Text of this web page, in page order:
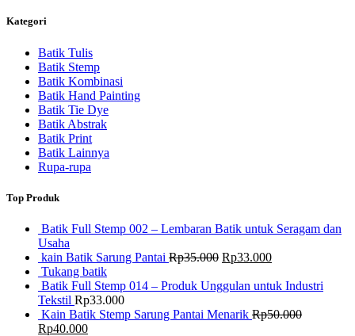
Kategori
Batik Tulis
Batik Stemp
Batik Kombinasi
Batik Hand Painting
Batik Tie Dye
Batik Abstrak
Batik Print
Batik Lainnya
Rupa-rupa
Top Produk
Batik Full Stemp 002 – Lembaran Batik untuk Seragam dan
Usaha
kain Batik Sarung Pantai Rp35.000 Harga
adalah:
Rp33.000Harga
ini
Rp33.000.
Tukang batik
Batik Full Stemp 014 – Produk Unggulan untuk Industri
Tekstil Rp33.000
Kain Batik Stemp Sarung Pantai Menarik Rp50.000
Harga
Rp40.000Harga